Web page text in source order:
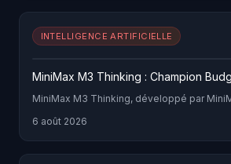
INTELLIGENCE ARTIFICIELLE
MiniMax M3 Thinking : Champion
MiniMax M3 Thinking, développé par
6 août 2026